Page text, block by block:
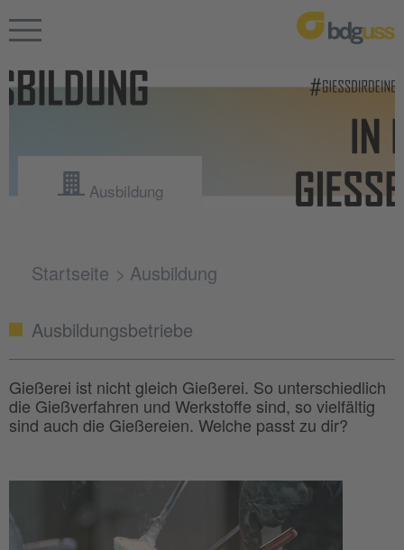
Ausbildung
Startseite Ausbildung
Ausbildungsbetriebe
Gießerei ist nicht gleich Gießerei. So unterschiedlich
die Gießverfahren und Werkstoffe sind, so vielfältig
sind auch die Gießereien. Welche passt zu dir?